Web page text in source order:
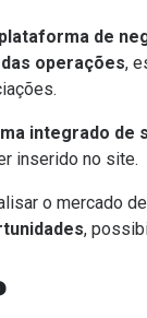
plataforma de
operações,
integrado de
inserido no site.
o mercado
,